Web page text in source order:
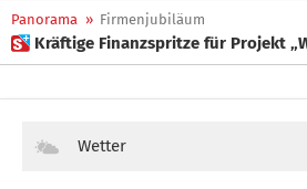
Panorama » Firmenjubiläum
 Kräftige Finanzspritze für Projekt
Wetter